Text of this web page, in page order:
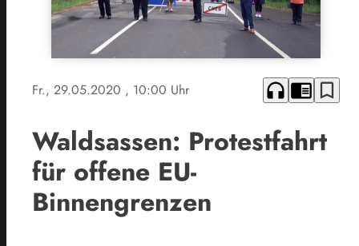
Fr., 29.05.2020 , 10:00 Uhr headphones chrome_reader_mode bookmark_border
Waldsassen: Protestfahrt
für offene EU-
Binnengrenzen